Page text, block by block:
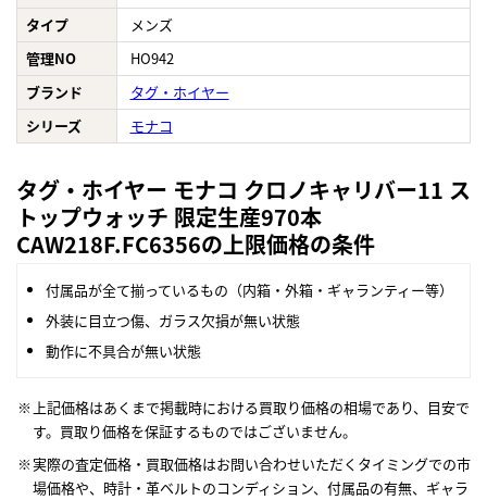
タイプ
メンズ
管理NO
HO942
ブランド
タグ・ホイヤー
シリーズ
モナコ
タグ・ホイヤー モナコ クロノキャリバー11 ス
トップウォッチ 限定生産970本
CAW218F.FC6356の上限価格の条件
付属品が全て揃っているもの（内箱・外箱・ギャランティー等）
外装に目立つ傷、ガラス欠損が無い状態
動作に不具合が無い状態
上記価格はあくまで掲載時における買取り価格の相場であり、目安で
す。買取り価格を保証するものではございません。
実際の査定価格・買取価格はお問い合わせいただくタイミングでの市
場価格や、時計・革ベルトのコンディション、付属品の有無、ギャラ